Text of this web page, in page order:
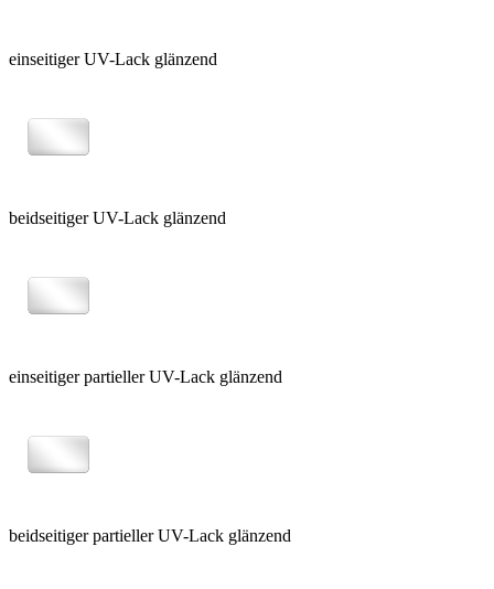
einseitiger UV-Lack glänzend
beidseitiger UV-Lack glänzend
einseitiger partieller UV-Lack glänzend
beidseitiger partieller UV-Lack glänzend